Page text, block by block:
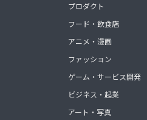
プロダクト
フード・飲食店
アニメ・漫画
ファッション
ゲーム・サービス開発
ビジネス・起業
アート・写真